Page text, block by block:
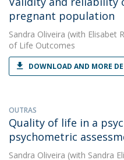
pregnant population
Sandra Oliveira (with Elisabet
of Life Outcomes
DOWNLOAD AND MORE
OUTRAS
Quality of life in a
psychometric
Sandra Oliveira (with Sandra